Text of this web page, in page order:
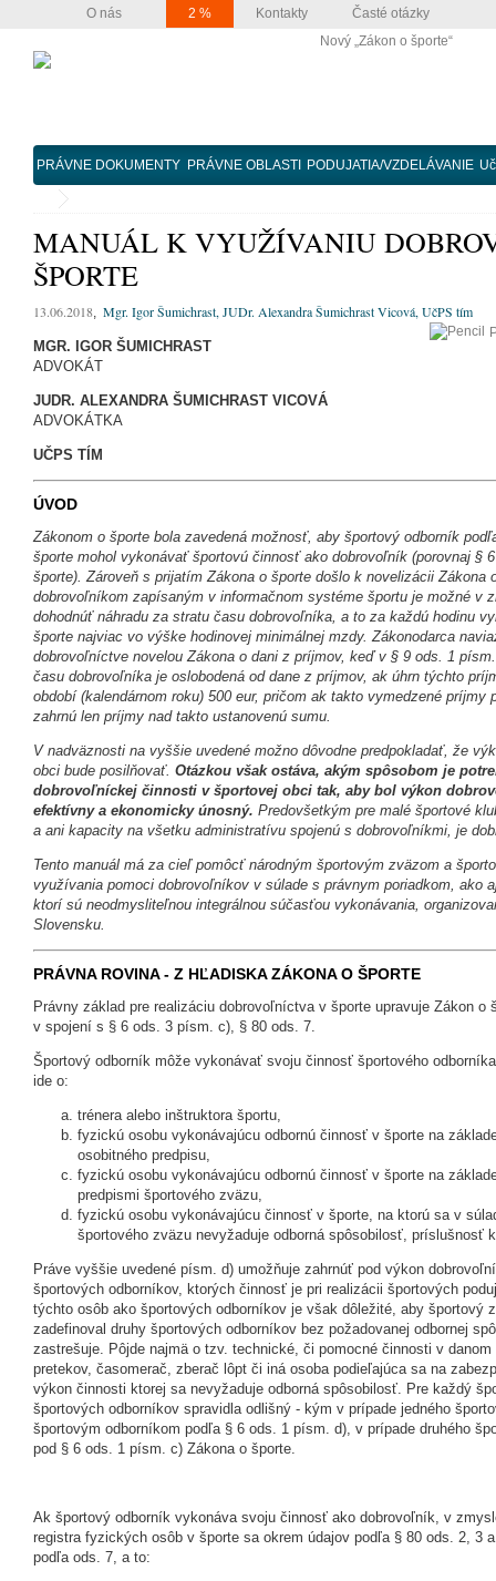
O nás 2 % Kontakty Časté otázky
Nový „Zákon o športe“
PRÁVNE DOKUMENTY PRÁVNE OBLASTI PODUJATIA/VZDELÁVANIE
MANUÁL K VYUŽÍVANIU
ŠPORTE
13.06.2018, Mgr. Igor Šumichrast, JUDr. Alexandra Šumichrast Vicová, UčPS tím
MGR. IGOR ŠUMICHRAST
ADVOKÁT
JUDR. ALEXANDRA ŠUMICHRAST VICOVÁ
ADVOKÁTKA
UČPS TÍM
ÚVOD
Zákonom o športe bola zavedená možnosť, aby športový odborník
športe mohol vykonávať športovú činnosť ako dobrovoľník (porovnaj §
športe). Zároveň s prijatím Zákona o športe došlo k novelizácii
dobrovoľníkom zapísaným v informačnom systéme športu je možné v
dohodnúť náhradu za stratu času dobrovoľníka, a to za každú hodinu
športe najviac vo výške hodinovej minimálnej mzdy. Zákonodarca
dobrovoľníctve novelou Zákona o dani z príjmov, keď v § 9 ods. 1
času dobrovoľníka je oslobodená od dane z príjmov, ak úhrn týchto
období (kalendárnom roku) 500 eur, pričom ak takto vymedzené príjmy
zahrnú len príjmy nad takto ustanovenú sumu.
V nadväznosti na vyššie uvedené možno dôvodne predpokladať, že
obci bude posilňovať. Otázkou však ostáva, akým spôsobom je
dobrovoľníckej činnosti v športovej obci tak, aby bol výkon
efektívny a ekonomicky únosný. Predovšetkým pre malé športové
a ani kapacity na všetku administratívu spojenú s dobrovoľníkmi, je
Tento manuál má za cieľ pomôcť národným športovým zväzom a
využívania pomoci dobrovoľníkov v súlade s právnym poriadkom, ako
ktorí sú neodmysliteľnou integrálnou súčasťou vykonávania,
Slovensku.
PRÁVNA ROVINA - Z HĽADISKA ZÁKONA O ŠPORTE
Právny základ pre realizáciu dobrovoľníctva v športe upravuje Zákon
v spojení s § 6 ods. 3 písm. c), § 80 ods. 7.
Športový odborník môže vykonávať svoju činnosť športového
ide o:
trénera alebo inštruktora športu,
fyzickú osobu vykonávajúcu odbornú činnosť v športe na
osobitného predpisu,
fyzickú osobu vykonávajúcu odbornú činnosť v športe na
predpismi športového zväzu,
fyzickú osobu vykonávajúcu činnosť v športe, na ktorú sa v
športového zväzu nevyžaduje odborná spôsobilosť, príslušnosť
Práve vyššie uvedené písm. d) umožňuje zahrnúť pod výkon
športových odborníkov, ktorých činnosť je pri realizácii športových
týchto osôb ako športových odborníkov je však dôležité, aby športový
zadefinoval druhy športových odborníkov bez požadovanej odbornej
zastrešuje. Pôjde najmä o tzv. technické, či pomocné činnosti v
pretekov, časomerač, zberač lôpt či iná osoba podieľajúca sa na
výkon činnosti ktorej sa nevyžaduje odborná spôsobilosť. Pre každý
športových odborníkov spravidla odlišný - kým v prípade jedného
športovým odborníkom podľa § 6 ods. 1 písm. d), v prípade druhého
pod § 6 ods. 1 písm. c) Zákona o športe.
Ak športový odborník vykonáva svoju činnosť ako dobrovoľník, v
registra fyzických osôb v športe sa okrem údajov podľa § 80 ods. 2, 3
podľa ods. 7, a to: